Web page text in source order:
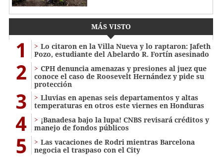
MÁS VISTO
1
Lo citaron en la Villa Nueva y lo raptaron: Jafeth
Pozo, estudiante del Abelardo R. Fortín asesinado
2
CPH denuncia amenazas y presiones al juez que
conoce el caso de Roosevelt Hernández y pide su
protección
3
Lluvias en apenas seis departamentos y altas
temperaturas en otros este viernes en Honduras
4
¡Banadesa bajo la lupa! CNBS revisará créditos y
manejo de fondos públicos
5
Las vacaciones de Rodri mientras Barcelona
negocia el traspaso con el City